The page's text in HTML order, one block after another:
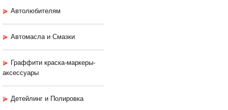
Автолюбителям
Автомасла и Смазки
Граффити краска-маркеры-
аксессуары
Детейлинг и Полировка